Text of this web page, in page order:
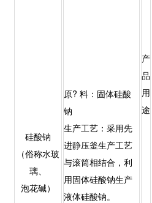
硅酸钠
（俗称水玻
璃、
泡花碱）
原? 料：固体硅酸
钠
生产工艺：采用先
进静压釜生产工艺
与滚筒相结合，利
用固体硅酸钠生产
液体硅酸钠。
产
品
用
途